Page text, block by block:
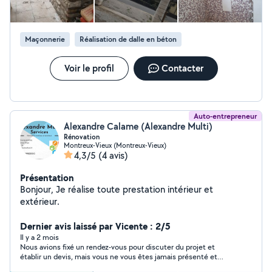
Maçonnerie Réalisation de dalle en béton
Voir le profil Contacter
Auto-entrepreneur
Alexandre Calame (Alexandre Multi)
Rénovation
Montreux-Vieux (Montreux-Vieux)
4,3/5 (4 avis)
Présentation
Bonjour, Je réalise toute prestation intérieur et
extérieur.
Dernier avis laissé par Vicente : 2/5
Il y a 2 mois
Nous avions fixé un rendez‑vous pour discuter du projet et
établir un devis, mais vous ne vous êtes jamais présenté et